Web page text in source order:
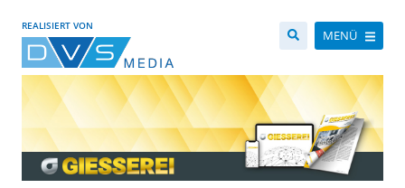
REALISIERT VON
MENÜ